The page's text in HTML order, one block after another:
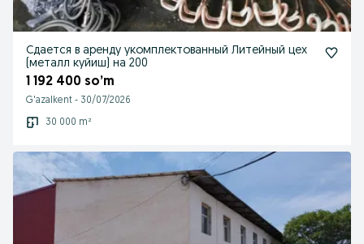
Сдается в аренду укомплектованный Литейный цех
(металл куйиш) на 200
1 192 400 so’m
G'azalkent - 30/07/2026
30 000 m²